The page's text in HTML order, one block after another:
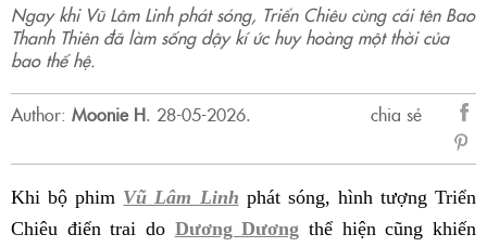
Ngay khi Vũ Lâm Linh phát sóng, Triển Chiêu cùng cái tên Bao
Thanh Thiên đã làm sống dậy kí ức huy hoàng một thời của
bao thế hệ.
Author: Moonie H. 28-05-2026.
chia sẻ
sẻ
Khi bộ phim Vũ Lâm Linh phát sóng, hình tượng Triển
Chiêu điển trai do Dương Dương thể hiện cũng khiến